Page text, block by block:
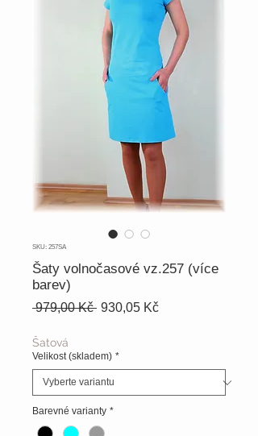
SKU: 257SA
Šaty volnočasové vz.257 (více
barev)
979,00 Kč Běžná
930,05 KčZvýhodněná
Šatová
Velikost (skladem) *
Barevné varianty *